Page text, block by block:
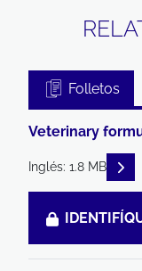
Folletos
Veterinary
Inglés: 1.8 MB